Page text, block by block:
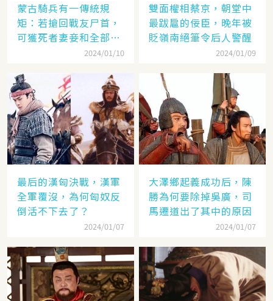
蒙古騎兵有一傳統規
矩：若搶回戰友尸首，
可獲死者妻妾和全部牲
2024/01/10
雙面權相蔡京，朝堂中
最跋扈的佞臣，晚年被
貶嶺南絕筆令后人警醒
2024/01/09
最后的漢匈決戰，漢軍
全軍覆沒，為何匈奴反
倒活不下去了？
2024/01/07
大澤鄉起義成功后，陳
勝為何要除掉吳廣，司
馬遷道出了其中的原因
2024/01/07